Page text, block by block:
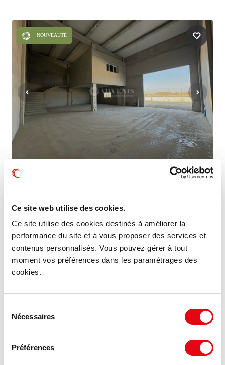
Ce site web utilise des cookies.
Ce site utilise des cookies destinés à améliorer la
performance du site et à vous proposer des services et
contenus personnalisés. Vous pouvez gérer à tout
moment vos préférences dans les paramétrages des
cookies.
Nécessaires
Préférences
NOUVEAUTÉ
Location Activités Entrepôts BÉZIERS
189 m²
88.89 €
HT HC/m²/an
MIS À JOUR